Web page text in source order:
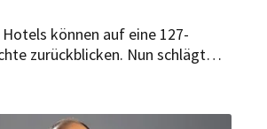
können auf eine 127-
zurückblicken. Nun schlägt
und neu positionieren.